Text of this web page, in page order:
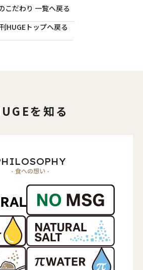
こだわり 一覧へ戻る
HUGEトップへ戻る
を知る
- 食への想い -